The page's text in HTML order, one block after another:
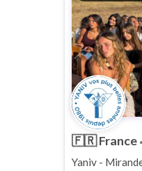
🇫🇷France •
Yaniv -